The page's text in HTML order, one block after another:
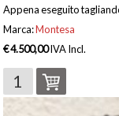
Appena eseguito
Marca:Montesa
€ 4.500,00IVA Incl.